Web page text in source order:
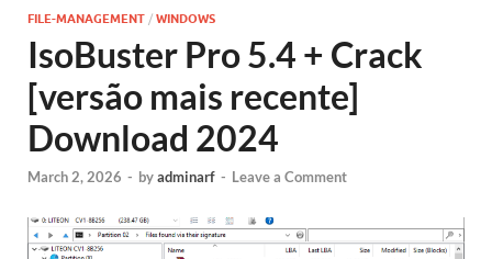
FILE-MANAGEMENT / WINDOWS
IsoBuster Pro 5.4 + Crack
[versão mais recente]
Download 2024
March 2, 2026 - byadminarf - Leave a Comment